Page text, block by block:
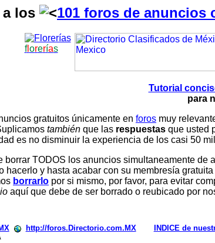
a los 101 foros de anuncios
florerías
Tutorial
para
gratuitos únicamente en foros muy
también que las respuestas que usted
es no disminuir la experiencia de los casi 50
borrar TODOS los anuncios simultaneamente
hacerlo y hasta acabar con su membresía
borrarlo por si mismo, por favor, para evitar
aquí que debe de ser borrado o reubicado por
http://foros.Directorio.com.MX INDICE de